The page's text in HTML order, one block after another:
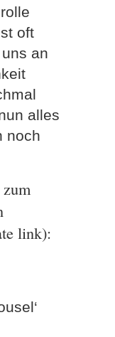
oft
an
alles
noch
link):